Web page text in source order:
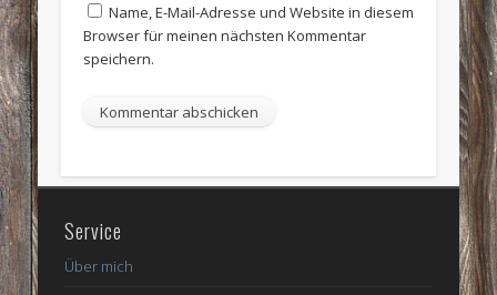
Name, E-Mail-Adresse und Website in diesem
Browser für meinen nächsten Kommentar
speichern.
Service
Über mich